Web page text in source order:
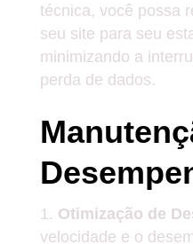
técnica, você possa
seu site para seu
minimizando a
perda de dados.
Otimização de
velocidade e o